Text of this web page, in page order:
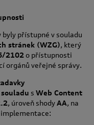
byly přístupné v souladu
stránek (WZG), který
2102o přístupnosti
orgánů veřejné správy.
s Web Content
, úroveň shodyAA, na